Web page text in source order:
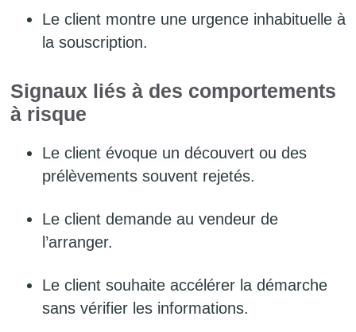
Le client montre une urgence inhabituelle à
la souscription.
Signaux liés à des comportements
à risque
Le client évoque un découvert ou des
prélèvements souvent rejetés.
Le client demande au vendeur de
l’arranger.
Le client souhaite accélérer la démarche
sans vérifier les informations.